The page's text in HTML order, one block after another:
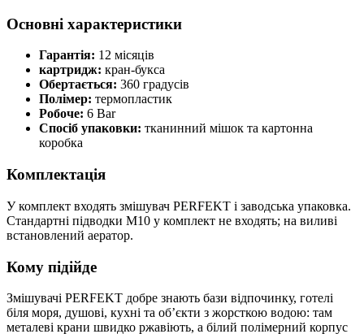
Основні характеристики
Гарантія: 12 місяців
картридж: кран-букса
Обертається: 360 градусів
Полімер: термопластик
Робоче: 6 Bar
Спосіб упаковки: тканинний мішок та картонна
коробка
Комплектація
У комплект входять змішувач PERFEKT і заводська упаковка.
Стандартні підводки M10 у комплект не входять; на виливі
встановлений аератор.
Кому підійде
Змішувачі PERFEKT добре знають бази відпочинку, готелі
біля моря, душові, кухні та об’єкти з жорсткою водою: там
металеві крани швидко ржавіють, а білий полімерний корпус